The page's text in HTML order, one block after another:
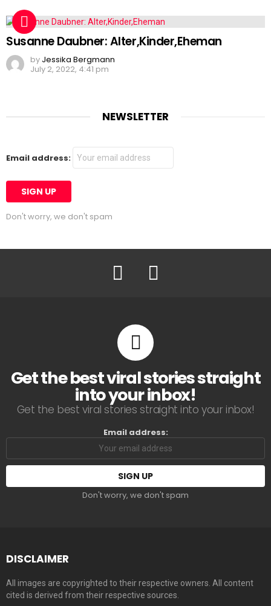
Susanne Daubner: Alter,Kinder,Eheman
by Jessika Bergmann
July 2, 2022, 4:41 pm
NEWSLETTER
Email address:
Don't worry, we don't spam
Facebook
Get the best viral stories straight
into your inbox!
Get the best viral stories straight into your inbox!
Email address:
Don't worry, we don't spam
DISCLAIMER
All images are copyrighted to their respective owners. All content
cited is derived from their respective sources.